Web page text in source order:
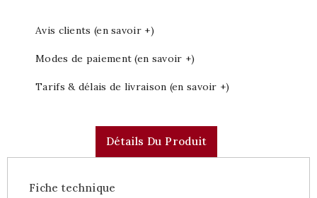
Avis clients (en savoir +)
Modes de paiement (en savoir +)
Tarifs & délais de livraison (en savoir +)
Détails Du Produit
Fiche technique